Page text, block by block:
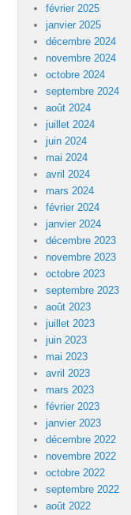
février 2025
janvier 2025
décembre 2024
novembre 2024
octobre 2024
septembre 2024
août 2024
juillet 2024
juin 2024
mai 2024
avril 2024
mars 2024
février 2024
janvier 2024
décembre 2023
novembre 2023
octobre 2023
septembre 2023
août 2023
juillet 2023
juin 2023
mai 2023
avril 2023
mars 2023
février 2023
janvier 2023
décembre 2022
novembre 2022
octobre 2022
septembre 2022
août 2022